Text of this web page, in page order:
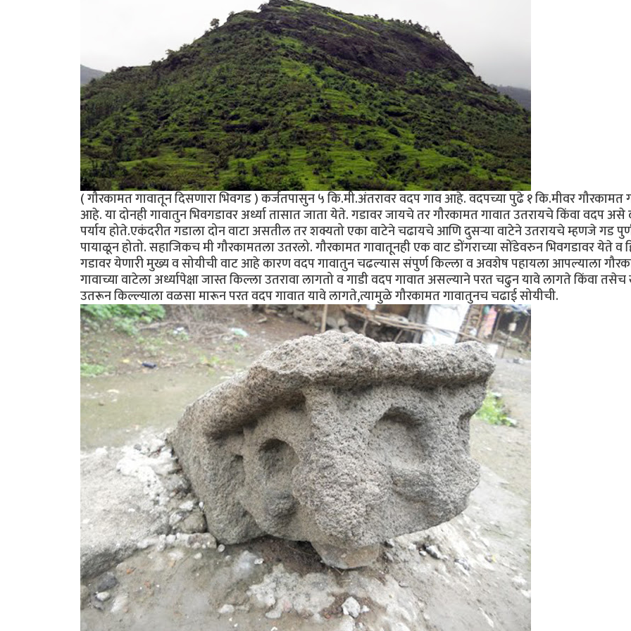
( गौरकामत गावातून दिसणारा भिवगड ) कर्जतपासुन ५ कि.मी.अंतरावर वदप गाव आहे. वदपच्या पुढे १ कि.मीवर गौरकामत
आहे. या दोनही गावातुन भिवगडावर अर्ध्या तासात जाता येते. गडावर जायचे तर गौरकामत गावात उतरायचे किंवा वदप असे
पर्याय होते.एकंदरीत गडाला दोन वाटा असतील तर शक्यतो एका वाटेने चढायचे आणि दुसर्‍या वाटेने उतरायचे म्हणजे गड
पायाळून होतो. सहाजिकच मी गौरकामतला उतरलो. गौरकामत गावातूनही एक वाट डोंगराच्या सोंडेवरुन भिवगडावर येते व
गडावर येणारी मुख्य व सोयीची वाट आहे कारण वदप गावातुन चढल्यास संपुर्ण किल्ला व अवशेष पहायला आपल्याला
गावाच्या वाटेला अर्ध्यापेक्षा जास्त किल्ला उतरावा लागतो व गाडी वदप गावात असल्याने परत चढुन यावे लागते किंवा
उतरून किल्ल्याला वळसा मारून परत वदप गावात यावे लागते,त्यामुळे गौरकामत गावातुनच चढाई सोयीची.